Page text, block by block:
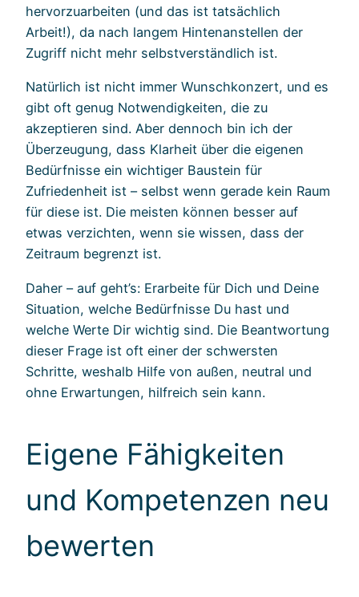
hervorzuarbeiten (und das ist tatsächlich
Arbeit!), da nach langem Hintenanstellen der
Zugriff nicht mehr selbstverständlich ist.
Natürlich ist nicht immer Wunschkonzert, und es
gibt oft genug Notwendigkeiten, die zu
akzeptieren sind. Aber dennoch bin ich der
Überzeugung, dass Klarheit über die eigenen
Bedürfnisse ein wichtiger Baustein für
Zufriedenheit ist – selbst wenn gerade kein Raum
für diese ist. Die meisten können besser auf
etwas verzichten, wenn sie wissen, dass der
Zeitraum begrenzt ist.
Daher – auf geht’s: Erarbeite für Dich und Deine
Situation, welche Bedürfnisse Du hast und
welche Werte Dir wichtig sind. Die Beantwortung
dieser Frage ist oft einer der schwersten
Schritte, weshalb Hilfe von außen, neutral und
ohne Erwartungen, hilfreich sein kann.
Eigene Fähigkeiten
und Kompetenzen neu
bewerten